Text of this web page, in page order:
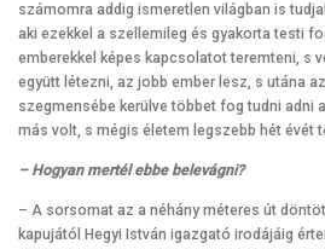
számomra addig ismeretlen világban is
aki ezekkel a szellemileg és gyakorta testi
emberekkel képes kapcsolatot teremteni, s
együtt létezni, az jobb ember lesz, s utána
szegmensébe kerülve többet fog tudni adni
más volt, s mégis életem legszebb hét évét
– Hogyan mertél ebbe belevágni?
– A sorsomat az a néhány méteres út
kapujától Hegyi István igazgató irodájáig